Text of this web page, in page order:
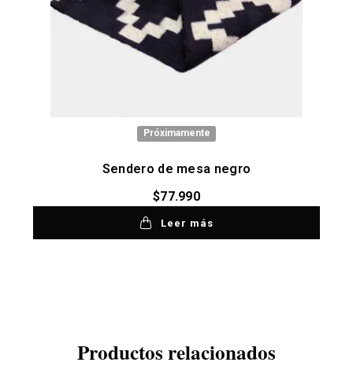
Próximamente
Sendero de mesa negro
$77.990
Leer más
Productos relacionados